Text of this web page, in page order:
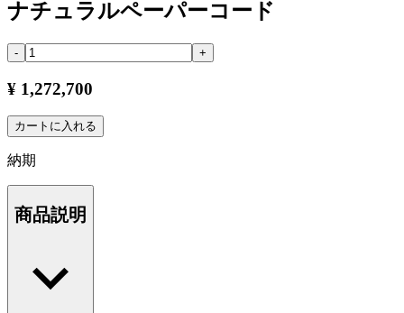
ナチュラルペーパーコード
- +
¥ 1,272,700
カートに入れる
納期
商品説明